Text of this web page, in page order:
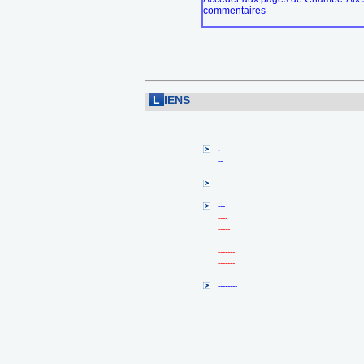
commentaires
L IENS
-
--
---
----
-----
------
-------
-------
--------